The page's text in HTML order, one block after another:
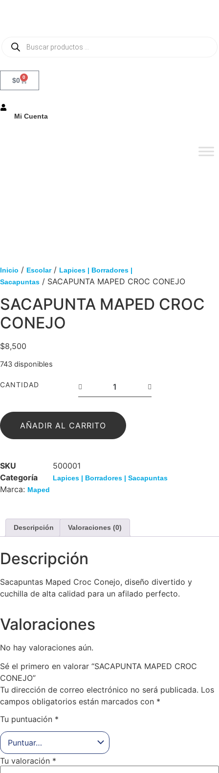
$0 0
Mi Cuenta
Inicio / Escolar/ Lapices | Borradores |
Sacapuntas / SACAPUNTA MAPED CROC CONEJO
SACAPUNTA MAPED CROC
CONEJO
$8,500
743 disponibles
CANTIDAD
AÑADIR AL CARRITO
SKU
500001
Categoría
Lapices | Borradores | Sacapuntas
Marca: Maped
Descripción Valoraciones (0)
Descripción
Sacapuntas Maped Croc Conejo, diseño divertido y
cuchilla de alta calidad para un afilado perfecto.
Valoraciones
No hay valoraciones aún.
Sé el primero en valorar “SACAPUNTA MAPED CROC
CONEJO”
Tu dirección de correo electrónico no será publicada. Los
campos obligatorios están marcados con *
Tu puntuación *
Tu valoración *